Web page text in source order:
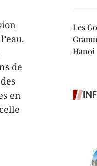
de
en
Les
Hanoi